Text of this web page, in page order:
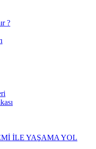
?
İLE YAŞAMA YOL